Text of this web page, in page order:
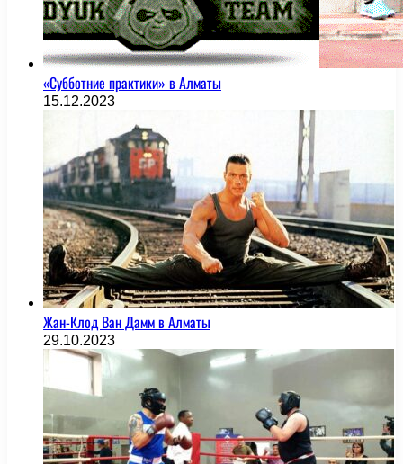
«Субботние практики» в Алматы
15.12.2023
Жан-Клод Ван Дамм в Алматы
29.10.2023